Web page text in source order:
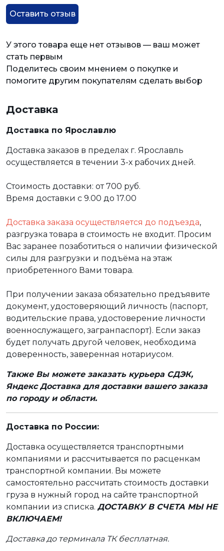
Оставить отзыв
У этого товара еще нет отзывов — ваш может
стать первым
Поделитесь своим мнением о покупке и
помогите другим покупателям сделать выбор
Доставка
Доставка по Ярославлю
Доставка заказов в пределах г. Ярославль
осуществляется в течении 3-х рабочих дней.
Стоимость доставки: от 700 руб.
Время доставки с 9.00 до 17.00
Доставка заказа осуществляется до подъезда,
разгрузка товара в стоимость не входит. Просим
Вас заранее позаботиться о наличии физической
силы для разгрузки и подъёма на этаж
приобретенного Вами товара.
При получении заказа обязательно предъявите
документ, удостоверяющий личность (паспорт,
водительские права, удостоверение личности
военнослужащего, загранпаспорт). Если заказ
будет получать другой человек, необходима
доверенность, заверенная нотариусом.
Также Вы можете заказать курьера СДЭК,
Яндекс Доставка для доставки вашего заказа
по городу и области.
Доставка по России:
Доставка осуществляется транспортными
компаниями и рассчитывается по расценкам
транспортной компании. Вы можете
самостоятельно рассчитать стоимость доставки
груза в нужный город на сайте транспортной
компании из списка. ДОСТАВКУ В СЧЕТА МЫ НЕ
ВКЛЮЧАЕМ!
Доставка до терминала ТК бесплатная.